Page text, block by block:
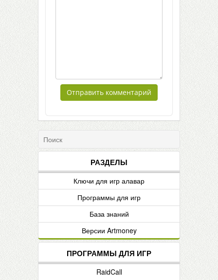
РАЗДЕЛЫ
Ключи для игр алавар
Программы для игр
База знаний
Версии Artmoney
ПРОГРАММЫ ДЛЯ ИГР
RaidCall